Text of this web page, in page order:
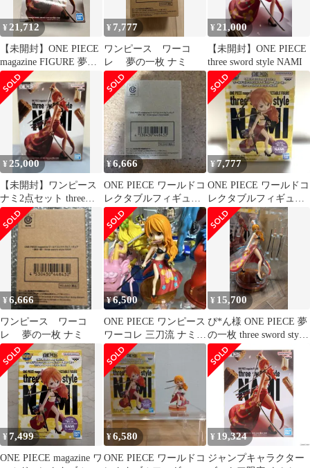
¥ 21,712
【未開封】ONE PIECE
magazine FIGURE 夢の
一枚 three sword style
NAMI ナミ
¥ 7,777
ワンピース ワーコ
レ 夢の一枚 ナミ
¥ 21,000
【未開封】ONE PIECE
three sword style NAMI
¥ 25,000
【未開封】ワンピース
ナミ2点セット three
sword style NAMI
¥6,666
ONE PIECE ワールドコ
レクタブルフィギュア
ナミ 夢の一枚 三刀
流
¥7,777
ONE PIECE ワールドコ
レクタブルフィギュア
NAMI 夢の一枚
¥6,666
ワンピース ワーコ
レ 夢の一枚 ナミ
¥6,500
ONE PIECE ワンピース
ワーコレ 三刀流 ナミ
夢の一枚
¥ 15,700
ぴ*ん様 ONE PIECE 夢
の一枚 three sword style
三刀
¥7,499
ONE PIECE magazine ワ
¥6,580
ONE PIECE ワールドコ
¥ 19,324
ジャンプキャラクター